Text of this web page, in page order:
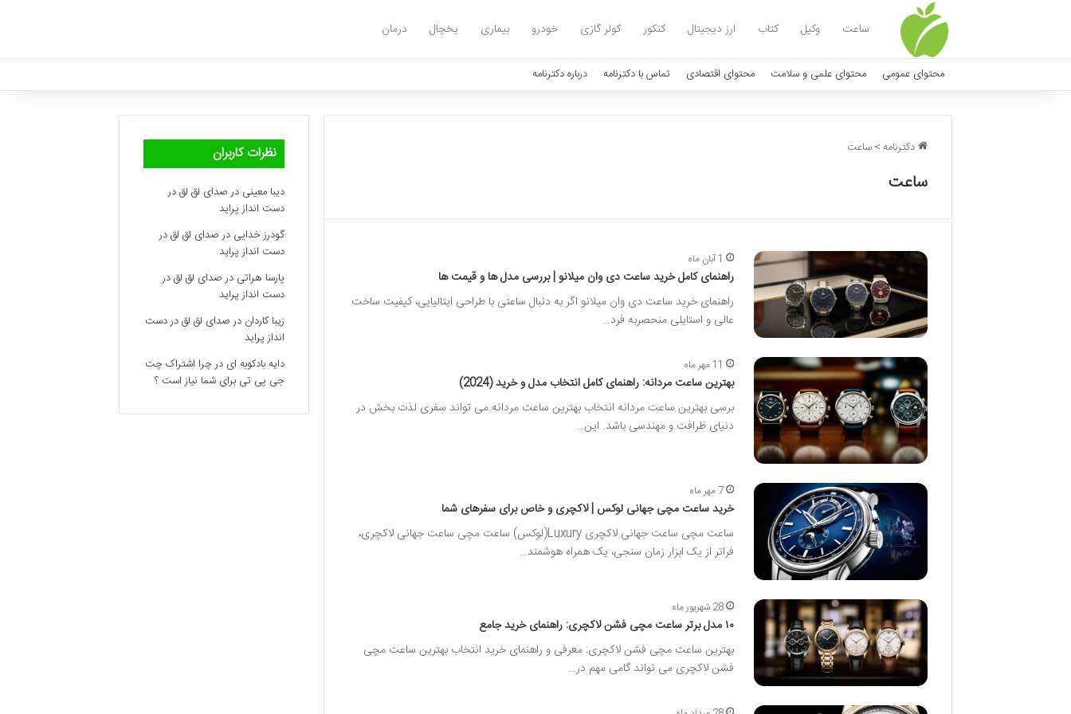
ساعت وکیل کتاب ارز دیجیتال کنکور کولر گازی خودرو بیماری یخچال درمان
محتوای عمومی محتوای علمی و سلامت محتوای اقتصادی تماس با دکترنامه درباره دکترنامه
دکترنامه > ساعت
ساعت
1 آبان ماه
راهنمای کامل خرید ساعت دی وان میلانو | بررسی مدل ها و قیمت ها
راهنمای خرید ساعت دی وان میلانو اگر به دنبال ساعتی با طراحی ایتالیایی، کیفیت ساخت
عالی و استایلی منحصربه فرد…
11 مهر ماه
بهترین ساعت مردانه: راهنمای کامل انتخاب مدل و خرید (2024)
برسی بهترین ساعت مردانه انتخاب بهترین ساعت مردانه می تواند سفری لذت بخش در
دنیای ظرافت و مهندسی باشد. این…
7 مهر ماه
خرید ساعت مچی جهانی لوکس | لاکچری و خاص برای سفرهای شما
ساعت مچی ساعت جهانی لاکچری Luxury(لوکس) ساعت مچی ساعت جهانی لاکچری،
فراتر از یک ابزار زمان سنجی، یک همراه هوشمند…
28 شهریور ماه
۱۰ مدل برتر ساعت مچی فشن لاکچری: راهنمای خرید جامع
بهترین ساعت مچی فشن لاکچری: معرفی و راهنمای خرید انتخاب بهترین ساعت مچی
فشن لاکچری می تواند گامی مهم در…
نظرات کاربران
دیبا معینی درصدای لق لق در
دست انداز پراید
گودرز خدایی درصدای لق لق در
دست انداز پراید
پارسا هراتی درصدای لق لق در
دست انداز پراید
زیبا کاردان درصدای لق لق در دست
انداز پراید
دایه بادکوبه ای درچرا اشتراک چت
جی پی تی برای شما نیاز است ؟